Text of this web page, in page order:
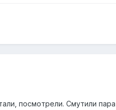
посмотрели. Смутили